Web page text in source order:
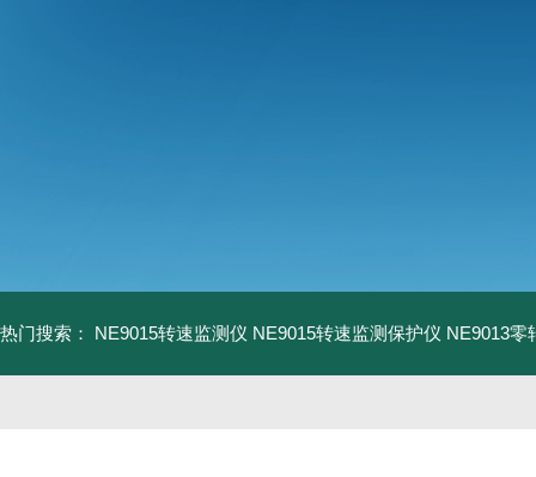
热门搜索： NE9015转速监测仪 NE9015转速监测保护仪 NE9013零